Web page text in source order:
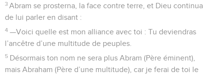
3 Abram se prosterna, la face contre terre, et Dieu continua
de lui parler en disant :
4 —Voici quelle est mon alliance avec toi : Tu deviendras
l’ancêtre d’une multitude de peuples.
5 Désormais ton nom ne sera plus Abram (Père éminent),
mais Abraham (Père d’une multitude), car je ferai de toi le